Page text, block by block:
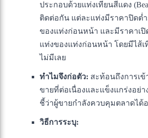
ประกอบด้วยแท่งเทียนสีแดง
ติดต่อกัน แต่ละแท่งมีราคาปิดต่
ของแท่งก่อนหน้า และมีราคาเปิ
แท่งของแท่งก่อนหน้า โดยมีไส้
ไม่มีเลย
ทำไมจึงก่อตัว: สะท้อนถึงการเข้
ขายที่ต่อเนื่องและแข็งแกร่งอย่า
ชี้ว่าผู้ขายกำลังควบคุมตลาดได้
วิธีการระบุ: